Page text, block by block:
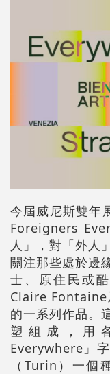
今屆威尼斯雙
Foreigners
人」，對「外人
關注那些處於邊
士、原住民或
Claire Fontaine
的一系列作品。
塑組成，用
Everywhere」
（Turin）一個